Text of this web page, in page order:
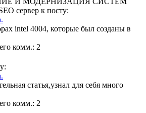
сервер к посту:
intel 4004, которые был созданы в
комм.: 2
статья,узнал для себя много
комм.: 2